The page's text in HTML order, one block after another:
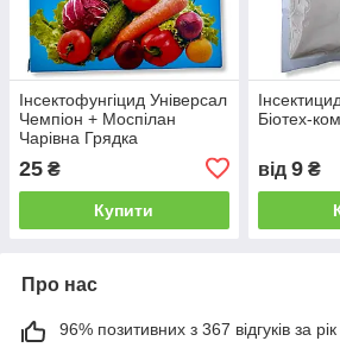
Інсектофунгіцид Універсал
Чемпіон + Моспілан
Чарівна Грядка
25 ₴
Купити
Біотех-ком
від 9₴
Про нас
96% позитивних з 367 відгуків за рік